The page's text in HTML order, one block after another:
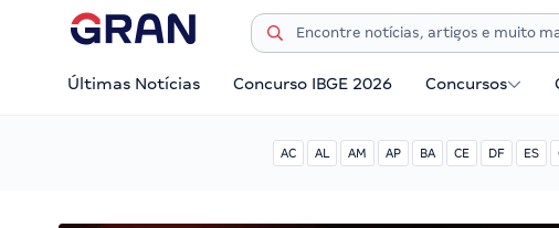
Últimas Notícias Concurso IBGE 2026 Concursos
AC AL AM AP BA CE DF ES